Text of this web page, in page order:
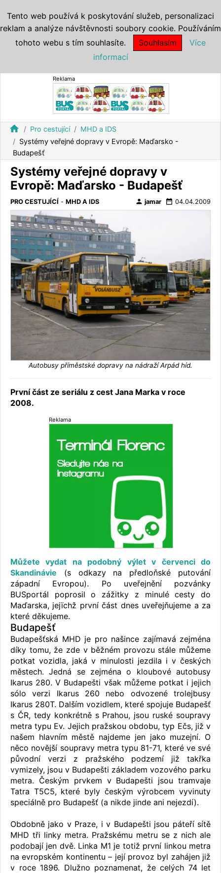
Reklama
home Pro cestující
MHD a IDS
Systémy veřejné dopravy v Evropě: Maďarsko -
Budapešť
Systémy veřejné dopravy v
Evropě: Maďarsko - Budapešť
PRO CESTUJÍCÍ - MHD A IDS person jamar date_range 04.04.2009
Autobusy příměstské dopravy na nádraží Arpád híd.
První část ze seriálu z cest Jana Marka v roce
2008.
Reklama
Můžete vydat na podobný výlet v červenci do
Skandinávie (s odkazy na předloňské putování
západní Evropou). Po uveřejnění pozvánky
BUSportál poprosil o zážitky z minulé cesty do
Maďarska, jejïchž první část dnes uveřejňujeme a za
které děkujeme.
Budapešť
Budapešťská MHD je pro našince zajímavá zejména
díky tomu, že zde v běžném provozu stále můžeme
potkat vozidla, jaká v minulosti jezdila i v českých
městech. Jedná se zejména o kloubové autobusy
Ikarus 280. V Budapešti však můžeme potkat i jejich
sólo verzi Ikarus 260 nebo odvozené trolejbusy
Ikarus 280T. Dalším vozidlem, které spojuje Budapešť
s ČR, tedy konkrétně s Prahou, jsou ruské soupravy
metra typu Ev. Jejich pražskou obdobu, typ Ečs, již v
našem hlavním městě najdeme jen jako muzejní. O
něco novější soupravy metra typu 81-71, které ve své
původní verzi z pražského podzemí již takřka
vymizely, jsou v Budapešti základem vozového parku
metra. Českým prvkem v Budapešti jsou tramvaje
Tatra T5C5, které byly českým výrobcem vyvinuty
speciálně pro Budapešť (a nikde jinde ani nejezdí).
Obdobně jako v Praze, i v Budapešti jsou páteří sítě
MHD tři linky metra. Pražskému metru se z nich ale
podobají jen dvě. Linka M1 je totiž první linkou metra
na evropském kontinentu – její provoz byl zahájen již
v roce 1896. Dlužno poznamenat, že celých 74 let
Tento web používá k poskytování služeb, personalizaci
reklam a analýze návštěvnosti soubory cookie. Používáním
tohoto webu s tím souhlasíte.
Souhlasím
Více
informací